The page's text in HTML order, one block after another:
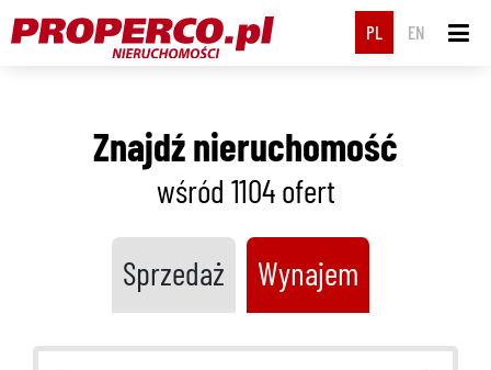
PL EN
Znajdź nieruchomość
wśród 1104ofert
Sprzedaż Wynajem